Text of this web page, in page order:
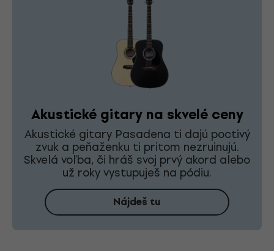
Akustické gitary na skvelé ceny
Akustické gitary Pasadena ti dajú poctivý
zvuk a peňaženku ti pritom nezruinujú.
Skvelá voľba, či hráš svoj prvý akord alebo
už roky vystupuješ na pódiu.
Nájdeš tu